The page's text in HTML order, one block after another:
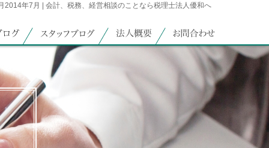
2014年7月 | 会計、税務、経営相談のことなら税理士法人優和へ